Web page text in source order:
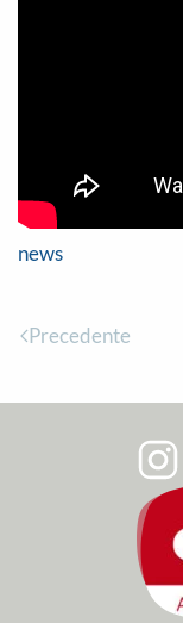
news
Precedente